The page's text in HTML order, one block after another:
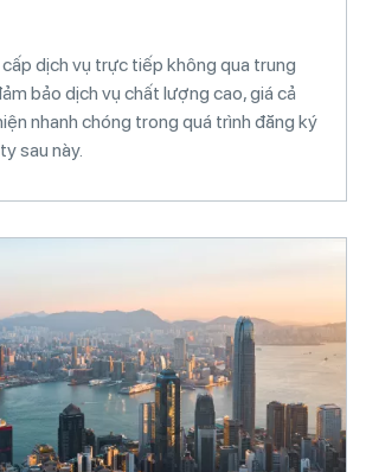
dịch vụ trực tiếp không qua trung
bảo dịch vụ chất lượng cao, giá cả
nhanh chóng trong quá trình đăng ký
sau này.